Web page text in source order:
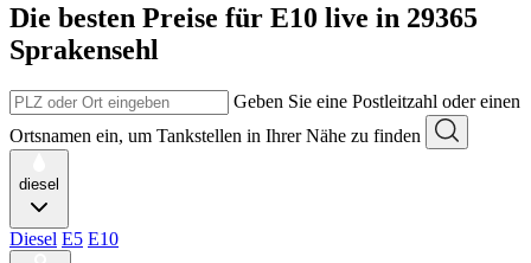
Die besten Preise für E10 live in 29365
Sprakensehl
Geben Sie eine Postleitzahl oder einen
Ortsnamen ein, um Tankstellen in Ihrer Nähe zu finden
diesel
Diesel E5 E10